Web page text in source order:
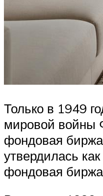
Только в 1949
мировой войны
фондовая
утвердилась
фондовая